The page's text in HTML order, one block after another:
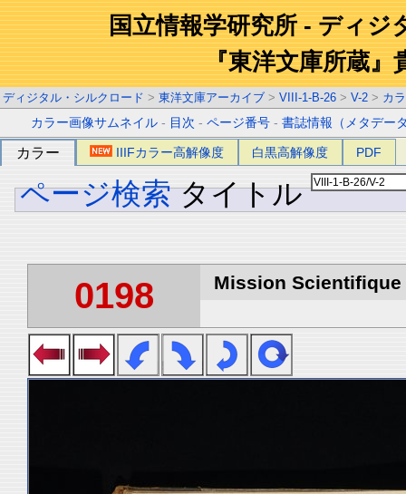
国立情報学研究所 - ディジ
『東洋文庫所蔵』
ディジタル・シルクロード > 東洋文庫アーカイブ > VIII-1-B-26 > V-2 > カ
カラー画像サムネイル - 目次 -ページ番号 -書誌情報（メタデー
カラー IIIFカラー高解像度 白黒高解像度 PDF
ページ検索 タイトル
0198 Mission Scientifique